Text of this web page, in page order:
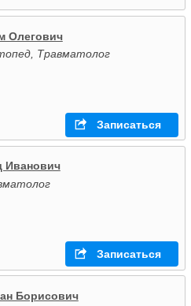
Олегович
Травматолог
Записаться
Иванович
Записаться
Борисович